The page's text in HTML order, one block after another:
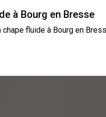
à Bourg en Bresse
fluide à Bourg en